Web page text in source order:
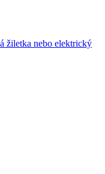
žiletka nebo elektrický